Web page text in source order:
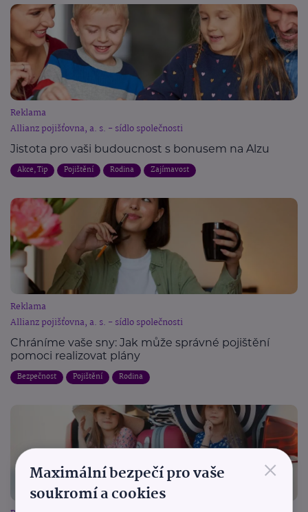
Reklama
Allianz pojišťovna, a. s. - sídlo společnosti
Jistota pro vaši budoucnost s bonusem na Alzu
Akce, Tip Pojištění Rodina Zajímavost
Reklama
Allianz pojišťovna, a. s. - sídlo společnosti
Chráníme vaše sny: Jak může správné pojištění
pomoci realizovat plány
Bezpečnost Pojištění Rodina
×
Maximální bezpečí pro vaše
soukromí a cookies